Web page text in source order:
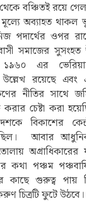
বঞ্চিতই রয়ে
অব্যাহত থাকল
পদার্থের ওপর
সমাজের সুসংহত
এর
রয়েছে এবং
নীতির সাথে
চেষ্টা করা
বিকাশের
আবার আধুনিক
কথা পঞ্চম
কাছে গুরুত্ব পায়
চিত্রটি ফুটে